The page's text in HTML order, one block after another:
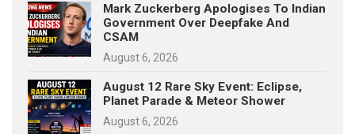
Mark Zuckerberg Apologises To Indian
Government Over Deepfake And
CSAM
August 6, 2026
August 12 Rare Sky Event: Eclipse,
Planet Parade & Meteor Shower
August 6, 2026